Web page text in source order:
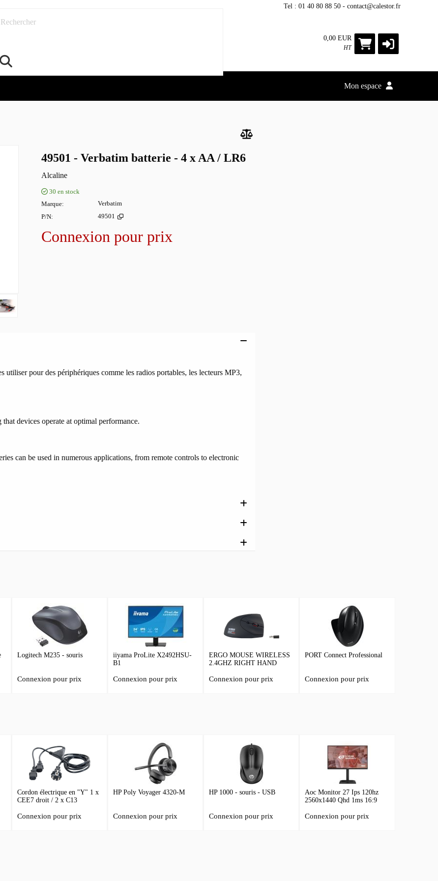
Tel : 01 40 80 88 50 - contact@calestor.fr
0,00 EUR
HT
Rechercher
Mon espace
49501 - Verbatim batterie - 4 x AA / LR6
Alcaline
30 en stock
Marque Verbatim
P/N 49501
Connexion pour prix
pour des périphériques comme les radios portables, les lecteurs MP3,
devices operate at optimal performance.
can be used in numerous applications, from remote controls to electronic
Logitech M235 - souris
Connexion pour prix
iiyama ProLite X2492HSU-
B1
Connexion pour prix
ERGO MOUSE WIRELESS
2.4GHZ RIGHT HAND
Connexion pour prix
PORT Connect Professional
Connexion pour prix
Cordon électrique en "Y" 1 x
CEE7 droit / 2 x C13
Connexion pour prix
HP Poly Voyager 4320-M
Connexion pour prix
HP 1000 - souris - USB
Connexion pour prix
Aoc Monitor 27 Ips 120hz
2560x1440 Qhd 1ms 16:9
Connexion pour prix